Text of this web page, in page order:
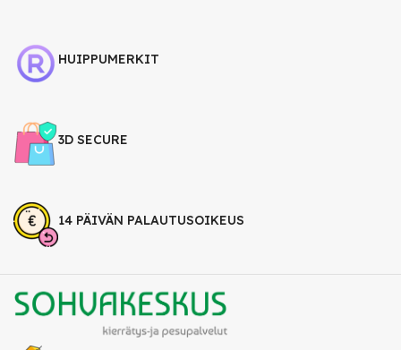
HUIPPUMERKIT
3D SECURE
14 PÄIVÄN PALAUTUSOIKEUS